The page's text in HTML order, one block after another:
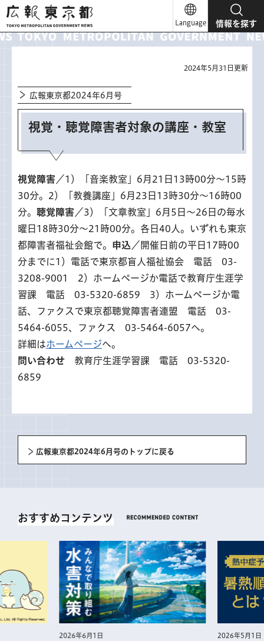
広報東京都
Language 情報を探す
2024年5月31日更新
広報東京都2024年6月号
視覚・聴覚障害者対象の講座・教室
視覚障害 ／1）「音楽教室」6月21日13時00分～15時
30分。2）「教養講座」6月23日13時30分～16時00
分。 聴覚障害 ／3）「文章教室」6月5日～26日の毎水
曜日18時30分～21時00分。各日40人。いずれも東京
都障害者福祉会館で。
申込 ／開催日前の平日17時00
分までに1）電話で東京都盲人福祉協会 電話 03-
3208-9001 2）ホームページか電話で教育庁生涯学
習課 電話 03-5320-6859 3）ホームページか電
話、ファクスで東京都聴覚障害者連盟 電話 03-
5464-6055、ファクス 03-5464-6057へ。
詳細はホームページへ。
問い合わせ 教育庁生涯学習課 電話 03-5320-
6859
広報東京都2024年6月号のトップに戻る
おすすめコンテンツ
2026年6月1日 2026年5月1日